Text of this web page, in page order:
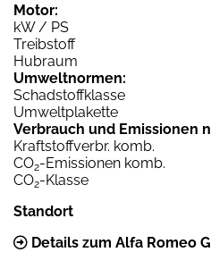
Motor:
kW / PS
Treibstoff
Hubraum
Umweltnormen:
Schadstoffklasse
Umweltplakette
Verbrauch und Emissionen
Kraftstoffverbr. komb.
CO2-Emissionen komb.
CO2-Klasse
Standort
Details zum Alfa Romeo